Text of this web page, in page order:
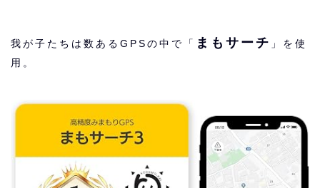
我が子たちは数あるGPSの中で「 まもサーチ 」を使
用。